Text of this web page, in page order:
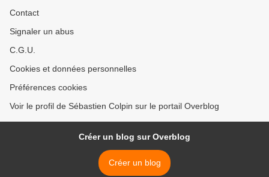
Contact
Signaler un abus
C.G.U.
Cookies et données personnelles
Préférences cookies
Voir le profil de Sébastien Colpin sur le portail Overblog
Créer un blog sur Overblog
Créer un blog